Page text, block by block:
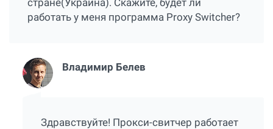
стране(Украина). Скажите, будет ли
работать у меня программа Proxy Switcher?
Владимир Белев
Здравствуйте! Прокси-свитчер работает